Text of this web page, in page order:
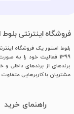
فروشگاه اینترنتی
بلوط استور یک فروشگاه
1399 فعالیت خود را به
برندهای از برندهای داخلی
مشتریان با کاربرهایی متفاوت
​راهنمای خرید